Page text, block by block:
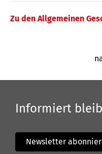
Zu den Allgemeinen
Informiert
Newsletter